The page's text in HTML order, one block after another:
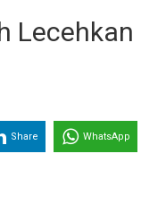
Share WhatsApp